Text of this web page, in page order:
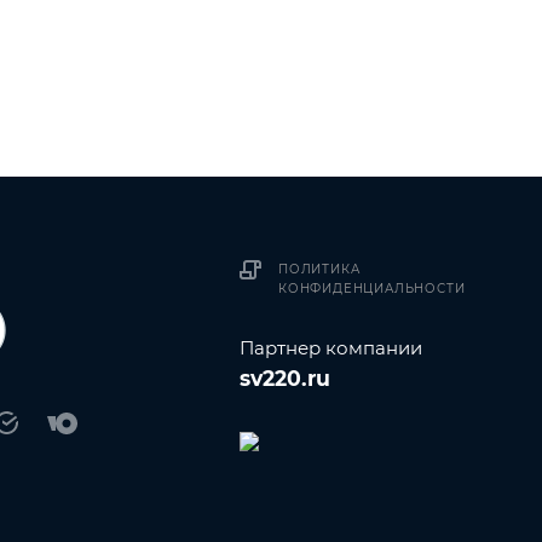
ПОЛИТИКА
КОНФИДЕНЦИАЛЬНОСТИ
Партнер компании
sv220.ru